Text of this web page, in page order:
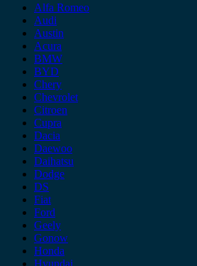
Alfa Romeo
Audi
Austin
Acura
BMW
BYD
Chery
Chevrolet
Citroen
Cupra
Dacia
Daewoo
Daihatsu
Dodge
DS
Fiat
Ford
Geely
Gonow
Honda
Hyundai